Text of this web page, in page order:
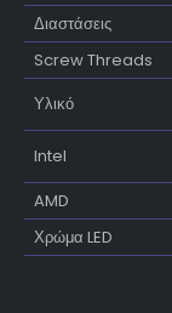
Διαστάσεις
Screw Threads
Υλικό
Intel
AMD
Χρώμα LED